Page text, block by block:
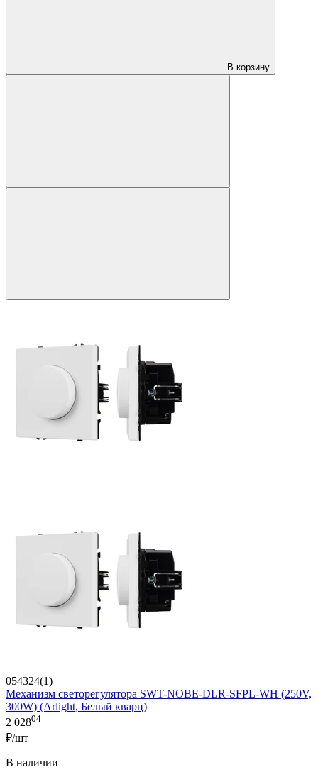
В корзину
054324(1)
Механизм светорегулятора SWT-NOBE-DLR-SFPL-WH (250V,
300W) (Arlight, Белый кварц)
2 02804
₽/шт
В наличии